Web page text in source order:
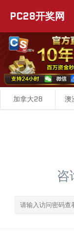
PC28开奖网
加拿大28 澳
咨